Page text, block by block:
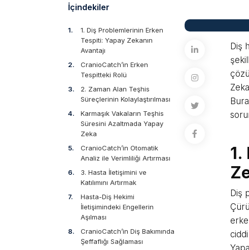
İçindekiler
1. Diş Problemlerinin Erken
Tespiti: Yapay Zekanın
Avantajı
CranioCatch’in Erken
Tespitteki Rolü
2. Zaman Alan Teşhis
Süreçlerinin Kolaylaştırılması
Karmaşık Vakaların Teşhis
Süresini Azaltmada Yapay
Zeka
CranioCatch’in Otomatik
Analiz ile Verimliliği Artırması
3. Hasta İletişimini ve
Katılımını Artırmak
Hasta-Diş Hekimi
İletişimindeki Engellerin
Aşılması
CranioCatch’in Diş Bakımında
Şeffaflığı Sağlaması
Diş
Diş